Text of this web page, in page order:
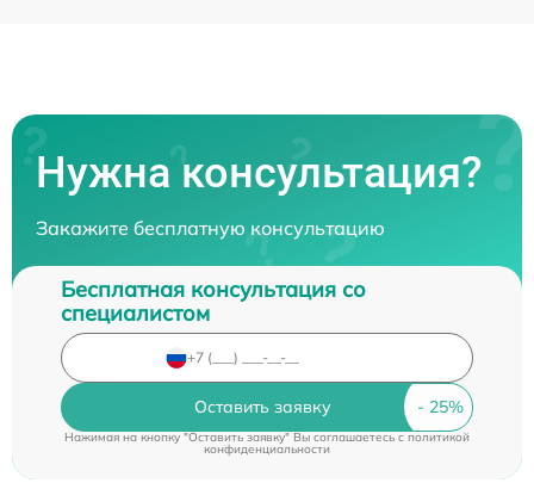
Нужна консультация?
Закажите бесплатную консультацию
Бесплатная консультация со
специалистом
Оставить заявку
Нажимая на кнопку "Оставить заявку" Вы соглашаетесь cполитикой
конфиденциальности